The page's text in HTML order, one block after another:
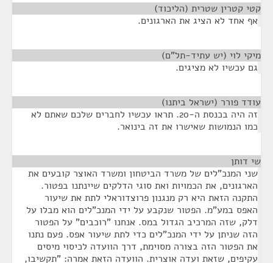
קטי קטרין שטרית (הליכוד)
אף אחד לא הציג את הארגונים.
מיקי לוי (יש עתיד-תל"ם)
גם עכשיו לא מציגים.
עודד פורר (ישראל ביתנו)
זה היה בכנסת ה-20. תראו עכשיו לחברים שלכם שאתם לא
כמו הנמושות שאישרו את זה בינואר.
שי דותן
שני המנכ"לים של משרד הביטחון ומשרד האוצר קובעים את
הארגונים, את הכמויות ואת סוגי הדלקים שיינתנו בפטור.
התקנה הזאת היא רק מנגנון פרוצדוראלי לתת את שיעור
האפס במע"מ. הפטור שנקבע על ידי המנכ"לים הוא מבלו על
דלק, שזה המרכיב הגדול במס. אנחנו "רוכבים" על הפטור
הזה שניתן על ידי המנכ"לים כדי לתת שיעור אפס. פעם נתנו
את הפטור הזה בצורה מסוימת, דרך הוועדה לכיסוי מיסים
עקיפים, שזאת ועדה אוצרית. הוועדה הזאת אמרה: "תקשיבו,